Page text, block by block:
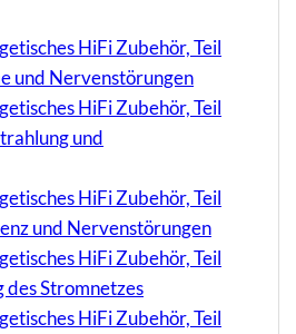
HiFi Zubehör, Teil
und Nervenstörungen
HiFi Zubehör, Teil
und
HiFi Zubehör, Teil
und Nervenstörungen
HiFi Zubehör, Teil
des Stromnetzes
HiFi Zubehör, Teil